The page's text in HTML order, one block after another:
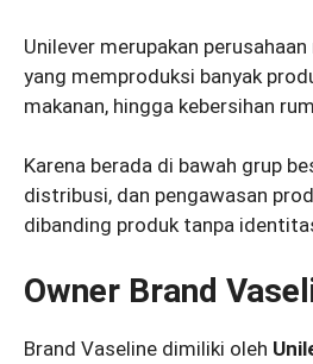
Unilever merupakan
yang memproduksi banyak
makanan, hingga kebersihan
Karena berada di bawah grup
distribusi, dan pengawasan
dibanding produk tanpa
Owner Brand
Brand Vaseline dimiliki oleh